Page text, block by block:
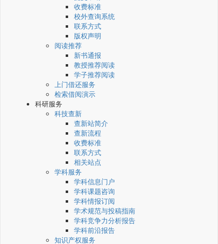
收费标准
校外查询系统
联系方式
版权声明
阅读推荐
新书通报
教授推荐阅读
学子推荐阅读
上门借还服务
检索借阅演示
科研服务
科技查新
查新站简介
查新流程
收费标准
联系方式
相关站点
学科服务
学科信息门户
学科课题咨询
学科情报订阅
学术规范与投稿指南
学科竞争力分析报告
学科前沿报告
知识产权服务